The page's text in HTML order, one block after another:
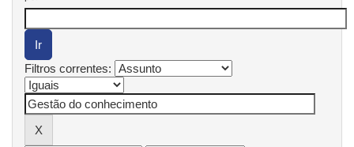
Filtros correntes: